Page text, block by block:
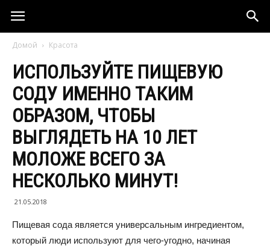
Домой Красота
ИСПОЛЬЗУЙТЕ ПИЩЕВУЮ
СОДУ ИМЕННО ТАКИМ
ОБРАЗОМ, ЧТОБЫ
ВЫГЛЯДЕТЬ НА 10 ЛЕТ
МОЛОЖЕ ВСЕГО ЗА
НЕСКОЛЬКО МИНУТ!
21.05.2018
Пищевая сода является универсальным ингредиентом,
который люди используют для чего-угодно, начиная